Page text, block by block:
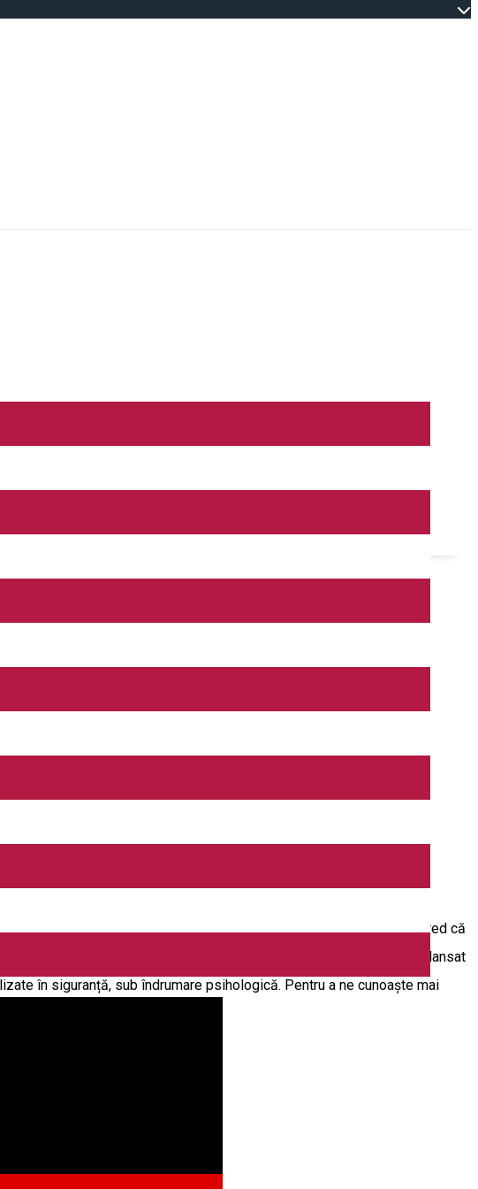
Psihologilor din România - și trainer. Îmi place să mă joc și cred că
și apreciați așa cum sunt, aici și acum. În decembrie 2023 am lansat
în siguranță, sub îndrumare psihologică. Pentru a ne cunoaște mai